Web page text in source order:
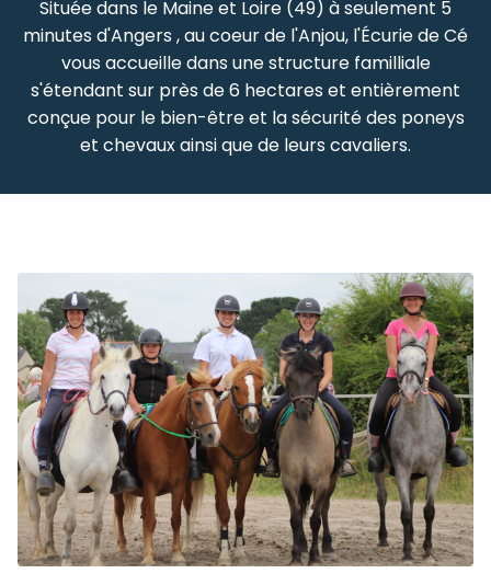
Située dans le Maine et Loire (49) à seulement 5
minutes d'Angers , au coeur de l'Anjou, l'Écurie de Cé
vous accueille dans une structure familliale
s'étendant sur près de 6 hectares et entièrement
conçue pour le bien-être et la sécurité des poneys
et chevaux ainsi que de leurs cavaliers.